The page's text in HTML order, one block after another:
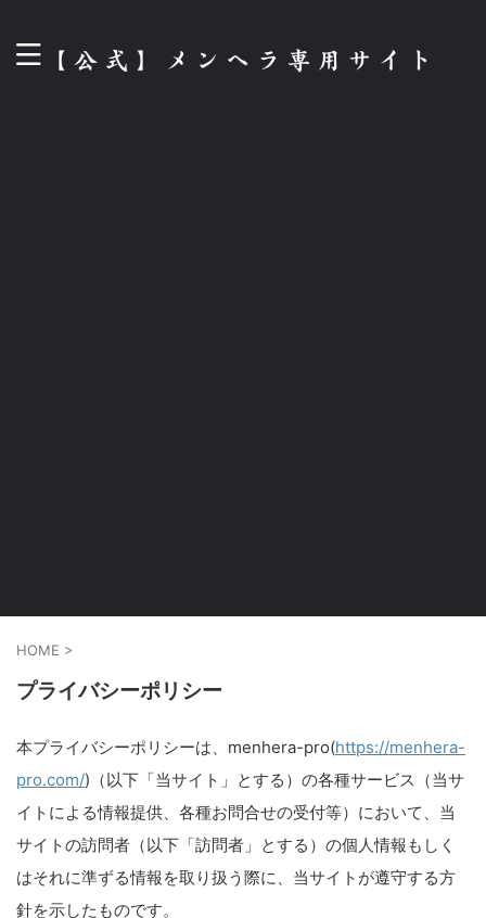
HOME >
プライバシーポリシー
本プライバシーポリシーは、menhera-pro(https://menhera-
pro.com/)（以下「当サイト」とする）の各種サービス（当サ
イトによる情報提供、各種お問合せの受付等）において、当
サイトの訪問者（以下「訪問者」とする）の個人情報もしく
はそれに準ずる情報を取り扱う際に、当サイトが遵守する方
針を示したものです。